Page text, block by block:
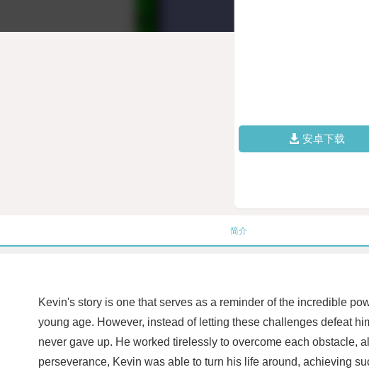
安卓下载
简介
Kevin's story is one that serves as a reminder of the incredible
young age. However, instead of letting these challenges defeat
never gave up. He worked tirelessly to overcome each obstacle,
perseverance, Kevin was able to turn his life around, achieving